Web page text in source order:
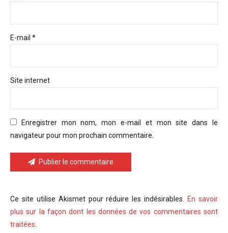
E-mail *
Site internet
Enregistrer mon nom, mon e-mail et mon site dans le
navigateur pour mon prochain commentaire.
Publier le commentaire
Ce site utilise Akismet pour réduire les indésirables.
En savoir
plus sur la façon dont les données de vos commentaires sont
traitées